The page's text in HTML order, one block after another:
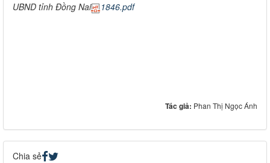
UBND tỉnh Đồng Nai
1846.pdf
Tác giả: Phan Thị Ngọc Ánh
Chia sẻ